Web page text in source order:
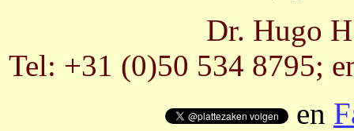
Dr. Hugo
Tel: +31 (0)50 534 8795;
en